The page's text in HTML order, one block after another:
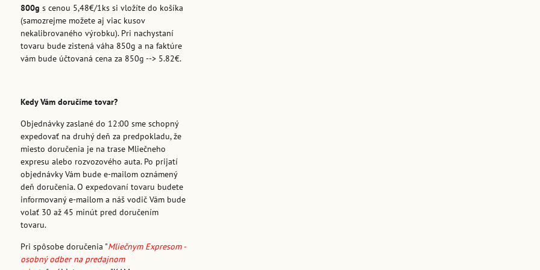
800g s cenou 5,48€/1ks si vložíte do košíka
(samozrejme možete aj viac kusov
nekalibrovaného výrobku). Pri nachystaní
tovaru bude zistená váha 850g a na faktúre
vám bude účtovaná cena za 850g --> 5.82€.
Kedy Vám doručíme tovar?
Objednávky zaslané do 12:00 sme schopný
expedovať na druhý deň za predpokladu, že
miesto doručenia je na trase Mliečneho
expresu alebo rozvozového auta. Po prijatí
objednávky Vám bude e-mailom oznámený
deň doručenia. O expedovaní tovaru budete
informovaný e-mailom a náš vodič Vám bude
volať 30 až 45 minút pred doručením
tovaru.
Pri spôsobe doručenia "Mliečnym Expresom -
osobný odber na predajnom